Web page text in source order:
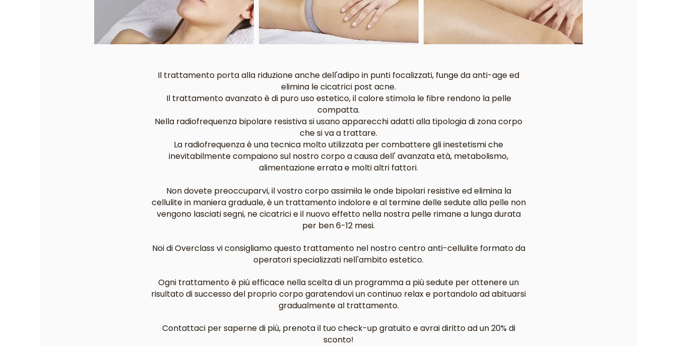
Il trattamento porta alla riduzione anche dell'adipo in punti focalizzati, funge da anti-age ed
elimina le cicatrici post acne.
Il trattamento avanzato è di puro uso estetico, il calore stimola le fibre rendono la pelle
compatta.
Nella radiofrequenza bipolare resistiva si usano apparecchi adatti alla tipologia di zona corpo
che si va a trattare.
La radiofrequenza è una tecnica molto utilizzata per combattere gli inestetismi che
inevitabilmente compaiono sul nostro corpo a causa dell' avanzata età, metabolismo,
alimentazione errata e molti altri fattori.
Non dovete preoccuparvi, il vostro corpo assimila le onde bipolari resistive ed elimina la
cellulite in maniera graduale, è un trattamento indolore e al termine delle sedute alla pelle non
vengono lasciati segni, ne cicatrici e il nuovo effetto nella nostra pelle rimane a lunga durata
per ben 6-12 mesi.
Noi di Overclass vi consigliamo questo trattamento nel nostro centro anti-cellulite formato da
operatori specializzati nell'ambito estetico.
Ogni trattamento è più efficace nella scelta di un programma a più sedute per ottenere un
risultato di successo del proprio corpo garatendovi un continuo relax e portandolo ad abituarsi
gradualmente al trattamento.
Contattaci per saperne di più, prenota il tuo check-up gratuito e avrai diritto ad un 20% di
sconto!